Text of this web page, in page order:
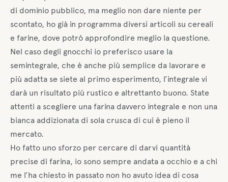
di dominio pubblico, ma meglio non dare niente per
scontato, ho già in programma diversi articoli su cereali
e farine, dove potrò approfondire meglio la questione.
Nel caso degli gnocchi io preferisco usare la
semintegrale, che è anche più semplice da lavorare e
più adatta se siete al primo esperimento, l’integrale vi
darà un risultato più rustico e altrettanto buono. State
attenti a scegliere una farina davvero integrale e non una
bianca addizionata di sola crusca di cui è pieno il
mercato.
Ho fatto uno sforzo per cercare di darvi quantità
precise di farina, io sono sempre andata a occhio e a chi
me l’ha chiesto in passato non ho avuto idea di cosa